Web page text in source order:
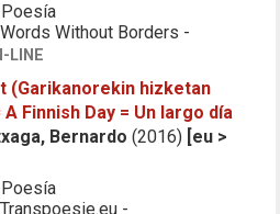
Poesía
Words Without Borders -
LINE
(Garikanorekin hizketan
Finnish Day = Un largo día
Bernardo (2016) [eu >
Poesía
Transpoesie.eu -